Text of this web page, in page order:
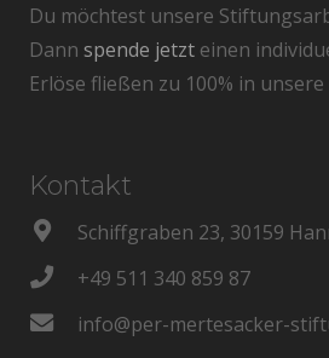
Du möchtest unsere
Dann spende jetzt einen
Erlöse fließen zu 100% in
Kontakt
Schiffgraben 23, 30159
+49 511 340 859 87
info@per-mertesacker-